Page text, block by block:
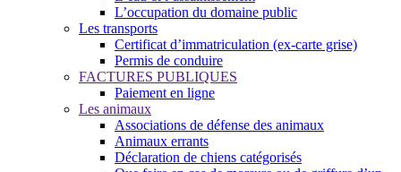
L’occupation du domaine public
Les transports
Certificat d’immatriculation (ex-carte grise)
Permis de conduire
FACTURES PUBLIQUES
Paiement en ligne
Les animaux
Associations de défense des animaux
Animaux errants
Déclaration de chiens catégorisés